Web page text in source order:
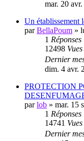
mar. 20
Un établissement
parBellaPoum »
1 Réponses
12498 Vues
Dernier
dim. 4 avr.
PROTECTION
parlob » mar. 15
1 Réponses
14741 Vues
Dernier